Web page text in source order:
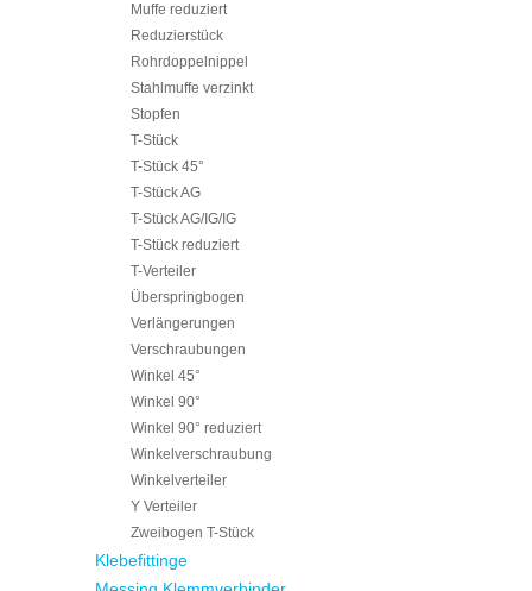
Muffe reduziert
Reduzierstück
Rohrdoppelnippel
Stahlmuffe verzinkt
Stopfen
T-Stück
T-Stück 45°
T-Stück AG
T-Stück AG/IG/IG
T-Stück reduziert
T-Verteiler
Überspringbogen
Verlängerungen
Verschraubungen
Winkel 45°
Winkel 90°
Winkel 90° reduziert
Winkelverschraubung
Winkelverteiler
Y Verteiler
Zweibogen T-Stück
Klebefittinge